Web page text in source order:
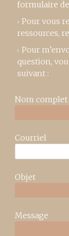
formulaire
Pour vous
ressources,
Pour
question,
suivant :
Nom complet
Courriel
Objet
Message